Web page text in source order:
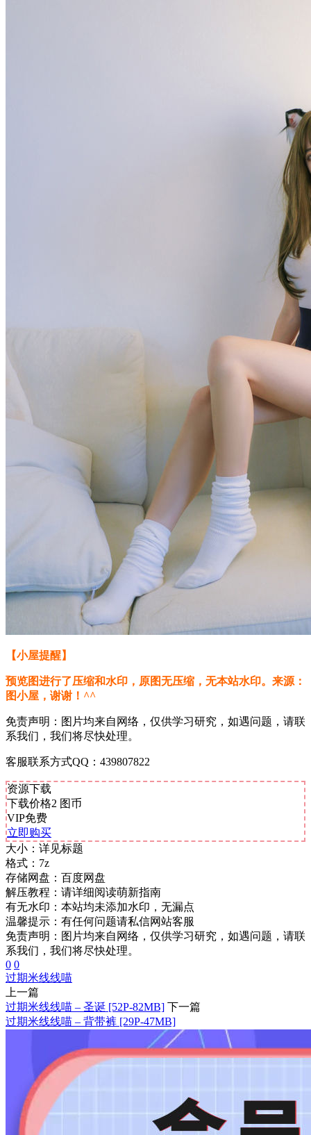
【小屋提醒】
预览图进行了压缩和水印，原图无压缩，无本站水印。来源：
图小屋，谢谢！^^
免责声明：图片均来自网络，仅供学习研究，如遇问题，请联
系我们，我们将尽快处理。
客服联系方式QQ：439807822
资源下载
下载价格2 图币
VIP免费
立即购买
大小： 详见标题
格式： 7z
存储网盘： 百度网盘
解压教程： 请详细阅读萌新指南
有无水印： 本站均未添加水印，无漏点
温馨提示： 有任何问题请私信网站客服
免责声明：图片均来自网络，仅供学习研究，如遇问题，请联
系我们，我们将尽快处理。
0 0
过期米线线喵
上一篇
过期米线线喵 – 圣诞 [52P-82MB] 下一篇
过期米线线喵 – 背带裤 [29P-47MB]